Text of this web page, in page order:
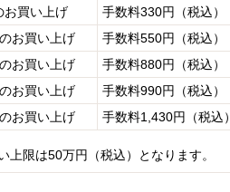
お買い上げ
手数料330円（税込）
お買い上げ
手数料550円（税込）
お買い上げ
手数料880円（税込）
お買い上げ
手数料990円（税込）
お買い上げ
手数料1,430円（税込）
限は50万円（税込）となります。